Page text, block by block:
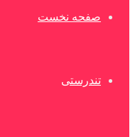
صفحه نخست
تندرستی